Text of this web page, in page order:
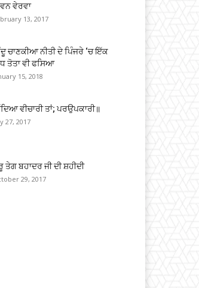
ਵੇਰਵਾ
13, 2017
ਚਾਣਕੀਆ ਨੀਤੀ ਦੇ ਪਿੰਜਰੇ ‘ਚ ਇੱਕ
ਤੋਤਾ ਵੀ ਫਸਿਆ
15, 2018
ਵੀਚਾਰੀ ਤਾਂ; ਪਰਉਪਕਾਰੀ॥
27, 2017
ਤੇਗ ਬਹਾਦਰ ਜੀ ਦੀ ਸ਼ਹੀਦੀ
29, 2017